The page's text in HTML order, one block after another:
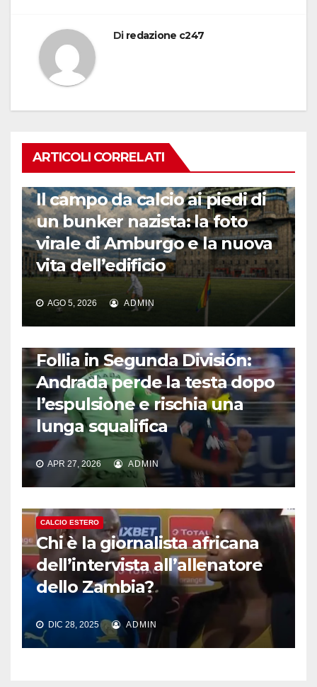
Di redazione c247
ARTICOLI CORRELATI
Il campo da calcio ai piedi di
un bunker nazista: la foto
virale di Amburgo e la nuova
vita dell’edificio
AGO 5, 2026 ADMIN
Follia in Segunda División:
Andrada perde la testa dopo
l’espulsione e rischia una
lunga squalifica
APR 27, 2026 ADMIN
CALCIO ESTERO
Chi è la giornalista africana
dell’intervista all’allenatore
dello Zambia?
DIC 28, 2025 ADMIN